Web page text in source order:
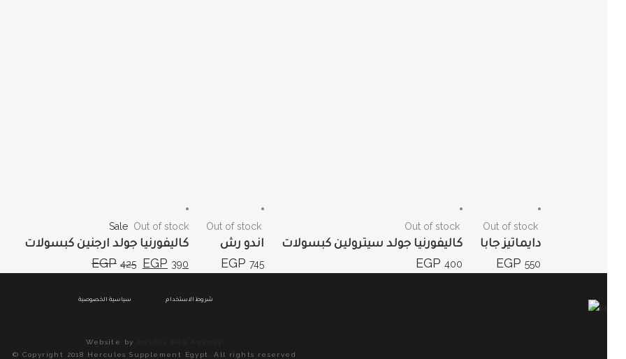
Out of stock
دايماتيز جابا
EGP 550
Out of stock
كاليفورنيا جولد سيترولين كبسولات
EGP 400
Out of stock
اندو رش
EGP 745
Sale Out of stock
كاليفورنيا جولد ارجنين كبسولات
EGP 425 EGP 390
سياسية الخصوصية شروط الاستخدام
Website by
© Copyright 2018 Hercules Supplement Egypt. All rights reserved